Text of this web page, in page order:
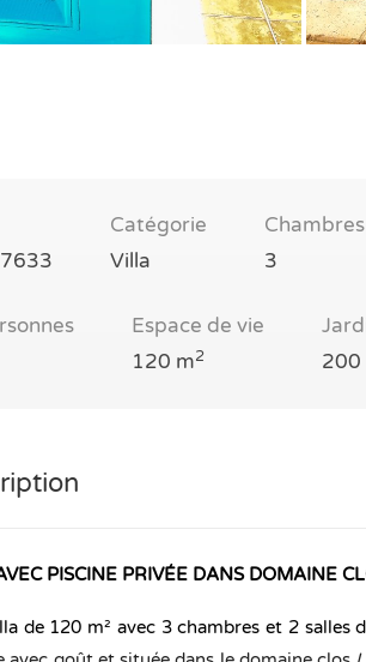
Catégorie
Villa
Chambres
3
Espace de vie
120 m2
200
PISCINE PRIVÉE DANS DOMAINE
de 120 m² avec 3 chambres et 2